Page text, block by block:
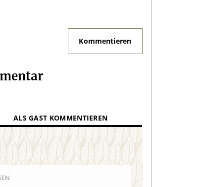
Kommentieren
ALS GAST KOMMENTIEREN